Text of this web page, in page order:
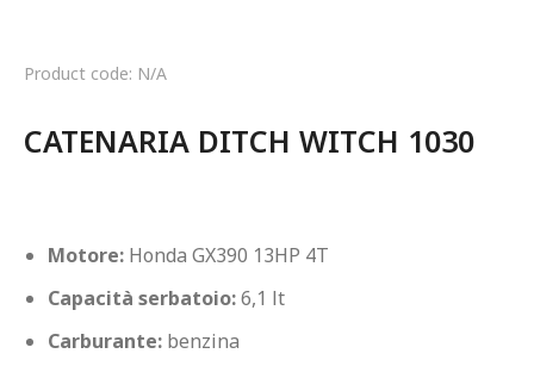
Product code: N/A
CATENARIA DITCH WITCH 1030
Motore: Honda GX390 13HP 4T
Capacità serbatoio: 6,1 lt
Carburante: benzina